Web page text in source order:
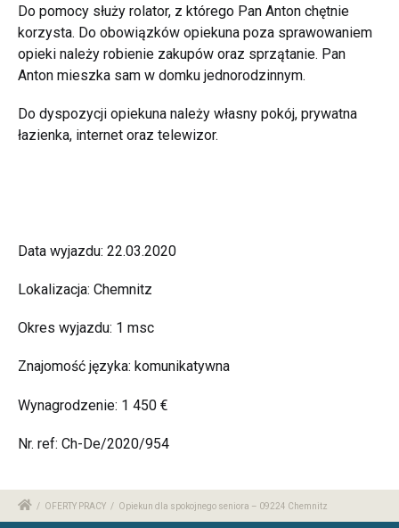
Do pomocy służy rolator, z którego Pan Anton chętnie
korzysta. Do obowiązków opiekuna poza sprawowaniem
opieki należy robienie zakupów oraz sprzątanie. Pan
Anton mieszka sam w domku jednorodzinnym.
Do dyspozycji opiekuna należy własny pokój, prywatna
łazienka, internet oraz telewizor.
Data wyjazdu: 22.03.2020
Lokalizacja: Chemnitz
Okres wyjazdu: 1 msc
Znajomość języka: komunikatywna
Wynagrodzenie: 1 450 €
Nr. ref: Ch-De/2020/954
/ OFERTY PRACY / Opiekun dla spokojnego seniora – 09224 Chemnitz